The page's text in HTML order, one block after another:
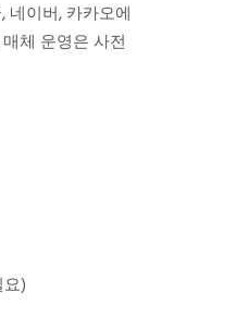
네이버, 카카오에
체 운영은 사전
)